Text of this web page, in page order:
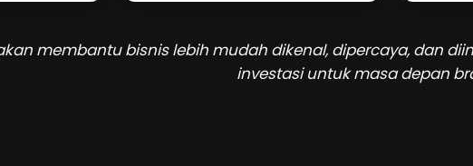
membantu bisnis lebih mudah dikenal, dipercaya, dan
investasi untuk masa depan